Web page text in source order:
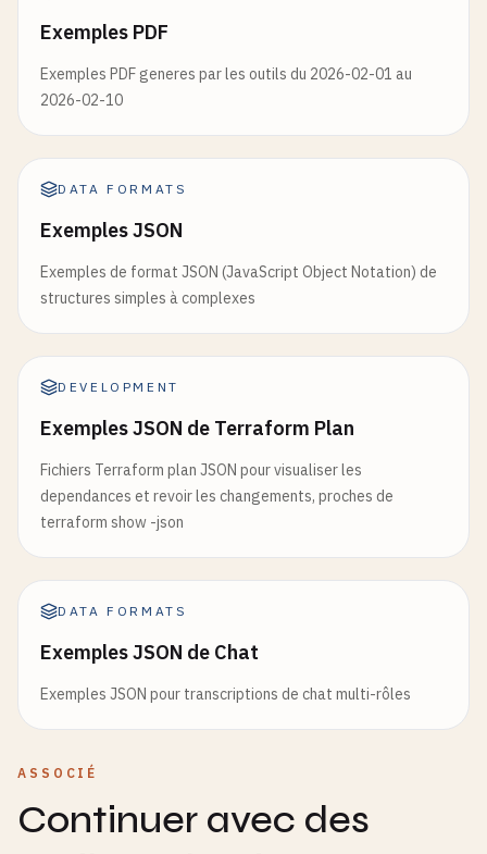
Exemples PDF
Exemples PDF generes par les outils du 2026-02-01 au
2026-02-10
DATA FORMATS
Exemples JSON
Exemples de format JSON (JavaScript Object Notation) de
structures simples à complexes
DEVELOPMENT
Exemples JSON de Terraform Plan
Fichiers Terraform plan JSON pour visualiser les
dependances et revoir les changements, proches de
terraform show -json
DATA FORMATS
Exemples JSON de Chat
Exemples JSON pour transcriptions de chat multi-rôles
ASSOCIÉ
Continuer avec des